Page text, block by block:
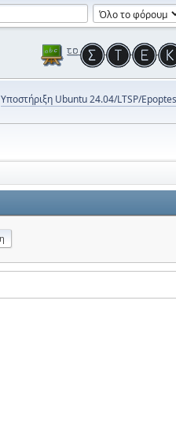
Υποστήριξη Ubuntu 24.04/LTSP/